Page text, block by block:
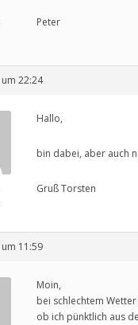
Peter
22:24
Hallo,
bin dabei, aber auch
Gruß Torsten
11:59
Moin,
bei schlechtem
ob ich pünktlich aus